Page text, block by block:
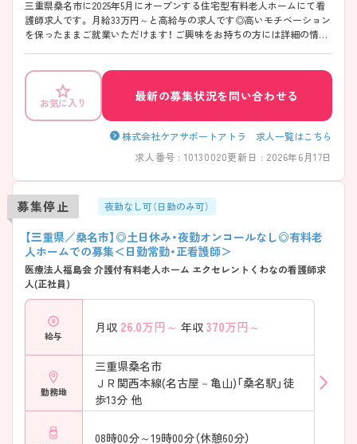
三重県桑名市に2025年5月にオープンする住宅型有料老人ホームにて看
護師求人です。 月給33万円～と高給与の求人です◎高いモチベーション
を保ったままご就業いただけます！ ご興味をお持ちの方には詳細の情報
お気に入り 最新の募集状況を問い合わせる
株式会社ケアサポートアトラ 求人一覧はこちら
求人番号 : 10130020更新日 : 2026年6月17日
募集停止 夜勤なし可（日勤のみ可）
【三重県／桑名市】◎土日休み・夜勤オンコールなし◎有料老
人ホームでの募集＜日勤常勤・正看護師＞
医療法人福島会 介護付有料老人ホーム エクセレントくわなの看護師求
人(正社員)
給与
月収 26.0万円～ 年収 370万円～
勤務地
三重県桑名市
ＪＲ関西本線(名古屋－亀山)「桑名駅」徒
歩13分 他
08時00分～19時00分（休憩60分）